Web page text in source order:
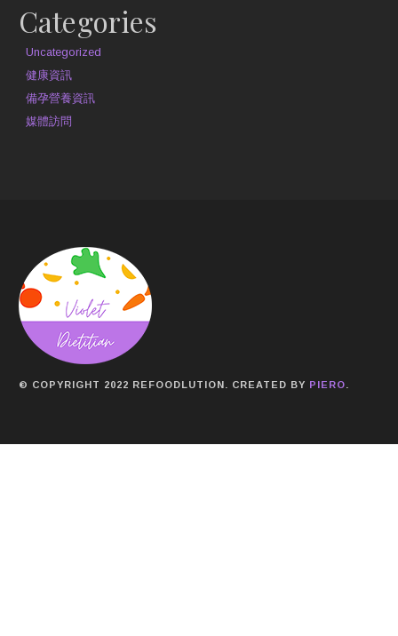
Categories
Uncategorized
健康資訊
備孕營養資訊
媒體訪問
© COPYRIGHT 2022 REFOODLUTION. CREATED BY PIERO